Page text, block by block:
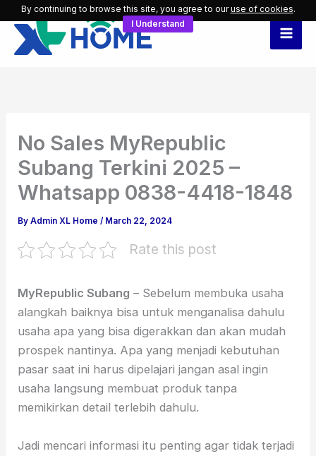
Skip
content
No Sales MyRepublic
Subang Terkini 2025 –
Whatsapp 0838-4418-1848
ByAdmin XL Home/ March 22, 2024
Rate this post
MyRepublic Subang – Sebelum membuka usaha
alangkah baiknya bisa untuk menganalisa dahulu
usaha apa yang bisa digerakkan dan akan mudah
prospek nantinya. Apa yang menjadi kebutuhan
pasar saat ini harus dipelajari jangan asal ingin
usaha langsung membuat produk tanpa
memikirkan detail terlebih dahulu.
Jadi mencari informasi itu penting agar tidak terjadi
By continuing to browse this site, you agree to ouruse of cookies.
I Understand